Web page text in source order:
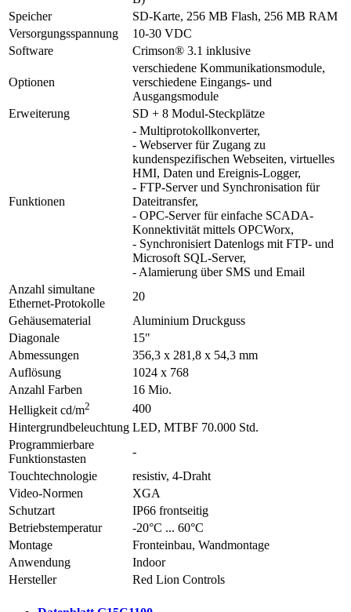
Speicher
SD-Karte, 256 MB Flash, 256 MB RAM
Versorgungsspannung
10-30 VDC
Software
Crimson® 3.1 inklusive
Optionen
verschiedene Kommunikationsmodule,
verschiedene Eingangs- und
Ausgangsmodule
Erweiterung
SD + 8 Modul-Steckplätze
Funktionen
- Multiprotokollkonverter,
- Webserver für Zugang zu
kundenspezifischen Webseiten, virtuelles
HMI, Daten und Ereignis-Logger,
- FTP-Server und Synchronisation für
Dateitransfer,
- OPC-Server für einfache SCADA-
Konnektivität mittels OPCWorx,
- Synchronisiert Datenlogs mit FTP- und
Microsoft SQL-Server,
- Alamierung über SMS und Email
Anzahl simultane
Ethernet-Protokolle
20
Gehäusematerial
Aluminium Druckguss
Diagonale
15"
Abmessungen
356,3 x 281,8 x 54,3 mm
Auflösung
1024 x 768
Anzahl Farben
16 Mio.
Helligkeit cd/m2
400
Hintergrundbeleuchtung LED, MTBF 70.000 Std.
Programmierbare
Funktionstasten
-
Touchtechnologie
resistiv, 4-Draht
Video-Normen
XGA
Schutzart
IP66 frontseitig
Betriebstemperatur
-20°C ... 60°C
Montage
Fronteinbau, Wandmontage
Anwendung
Indoor
Hersteller
Red Lion Controls